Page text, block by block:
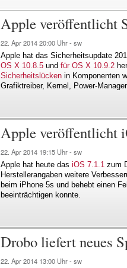
Apple veröffentlicht
22. Apr 201420:00 Uhr - sw
Apple hat das Sicherheitsupdate
OS X 10.8.5 und für OS X 10.9.2
Sicherheitslücken in Komponenten
Grafiktreiber, Kernel, Power-
Apple veröffentlicht
22. Apr 2014 19:15 Uhr - sw
Apple hat heute das iOS 7.1.1 zum
Herstellerangaben weitere
beim iPhone 5s und behebt einen
beeinträchtigen konnte.
Drobo liefert neues
22. Apr 2014 13:00 Uhr - sw